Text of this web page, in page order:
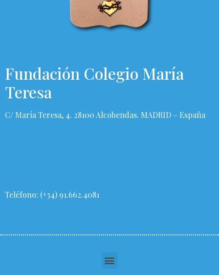
Fundación Colegio María
Teresa
C/ María Teresa, 4. 28100 Alcobendas. MADRID – España
Teléfono: (+34) 91.662.4081